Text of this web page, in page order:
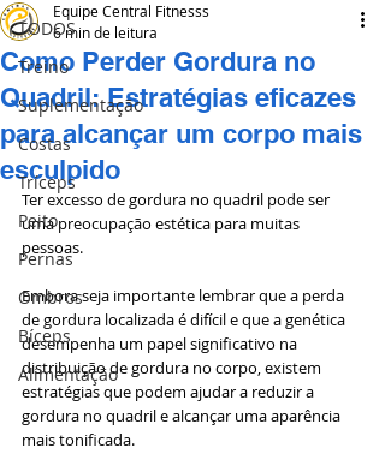
TODOS
Treino
Suplementação
Costas
Tríceps
Peito
Pernas
Ombros
Bíceps
Alimentação
Como Perder Gordura no
Quadril: Estratégias eficazes
para alcançar um corpo mais
esculpido
Equipe Central Fitnesss
6 min de leitura
Ter excesso de gordura no quadril pode ser
uma preocupação estética para muitas
pessoas.
Embora seja importante lembrar que a perda
de gordura localizada é difícil e que a genética
desempenha um papel significativo na
distribuição de gordura no corpo, existem
estratégias que podem ajudar a reduzir a
gordura no quadril e alcançar uma aparência
mais tonificada.